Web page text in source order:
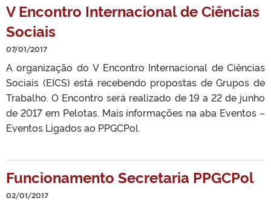
OUVIDORIA
PORTARIAS
V Encontro Internacional de Ciências
Sociais
07/01/2017
A organização do V Encontro Internacional de Ciências
Sociais (EICS) está recebendo propostas de Grupos de
Trabalho. O Encontro será realizado de 19 a 22 de junho
de 2017 em Pelotas. Mais informações na aba Eventos –
Eventos Ligados ao PPGCPol.
Funcionamento Secretaria PPGCPol
02/01/2017